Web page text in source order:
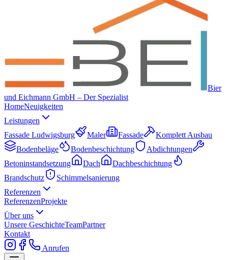
Bier
und Eichmann GmbH – Der Spezialist
HomeNeuigkeiten
Leistungen
Fassade Ludwigsburg
Maler Fassade
Komplett Ausbau
Bodenbeläge
Bodenbeschichtung
Abdichtungen
Betoninstandsetzung
Dach
Dachbeschichtung
Brandschutz
Schimmelsanierung
Referenzen
ReferenzenProjekte
Über uns
Unsere GeschichteTeamPartner
Kontakt
Anrufen